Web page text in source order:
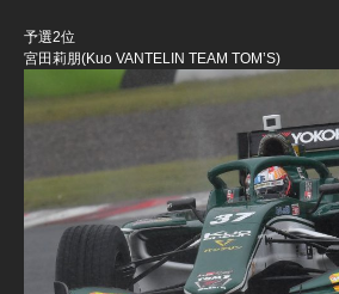
予選2位
宮田莉朋(Kuo VANTELIN TEAM TOM’S)